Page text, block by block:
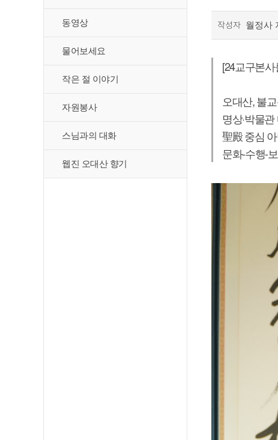
동영상
물어보세요
작은 절 이야기
자원봉사
스님과의 대화
웹진 오대산 향기
작성자 월정사
[24교구본
오대산, 불
명상·박물관
聖殿 중심
문화-수행-